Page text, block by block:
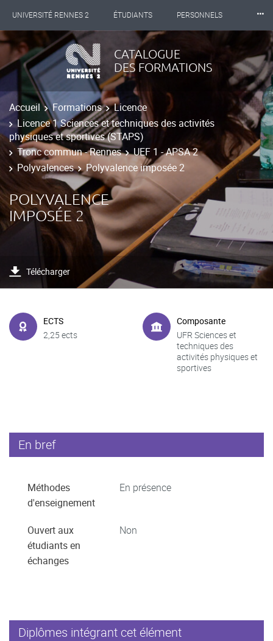
UNIVERSITÉ RENNES 2 ÉTUDIANTS PERSONNELS
INTERNATIONAL PROFESSIONNELS BIBLIOTHÈQUES
LES NOUVELLES DE RENNES 2
⸱⸱⸱
CATALOGUE
DES FORMATIONS
Accueil Formations
Licence
Licence 1 Sciences et techniques des activités
physiques et sportives (STAPS)
Tronc commun - Rennes
UEF 1 - APSA 2
Polyvalences
Polyvalence imposée 2
POLYVALENCE
IMPOSÉE 2
Télécharger
ECTS
2,25 ects
Composante
UFR Sciences et
techniques des
activités physiques et
sportives
En bref
Méthodes
d'enseignement
En présence
Ouvert aux
étudiants en
échanges
Non
Diplômes intégrant cet élément